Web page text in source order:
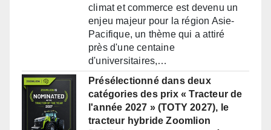
climat et commerce est devenu un
enjeu majeur pour la région Asie-
Pacifique, un thème qui a attiré
près d'une centaine
d'universitaires,…
Présélectionné dans deux
catégories des prix « Tracteur de
l'année 2027 » (TOTY 2027), le
tracteur hybride Zoomlion